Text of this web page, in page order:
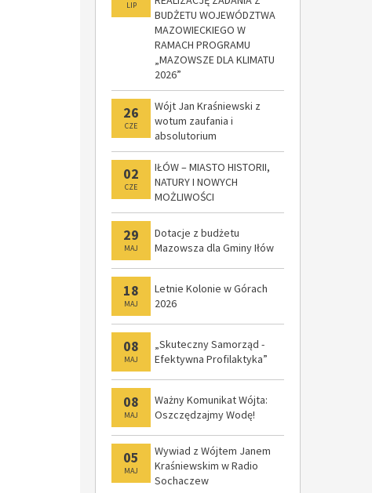
LIP
BUDŻETU WOJEWÓDZTWA
MAZOWIECKIEGO W
RAMACH PROGRAMU
„MAZOWSZE DLA KLIMATU
2026”
26
CZE
Wójt Jan Kraśniewski z
wotum zaufania i
absolutorium
02
CZE
IŁÓW – MIASTO HISTORII,
NATURY I NOWYCH
MOŻLIWOŚCI
29
MAJ
Dotacje z budżetu
Mazowsza dla Gminy Iłów
18
MAJ
Letnie Kolonie w Górach
2026
08
MAJ
„Skuteczny Samorząd -
Efektywna Profilaktyka”
08
MAJ
Ważny Komunikat Wójta:
Oszczędzajmy Wodę!
05
MAJ
Wywiad z Wójtem Janem
Kraśniewskim w Radio
Sochaczew